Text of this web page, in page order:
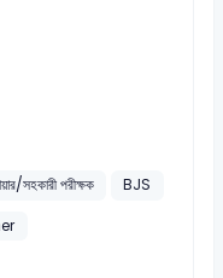
সহকারী পরীক্ষক
BJS